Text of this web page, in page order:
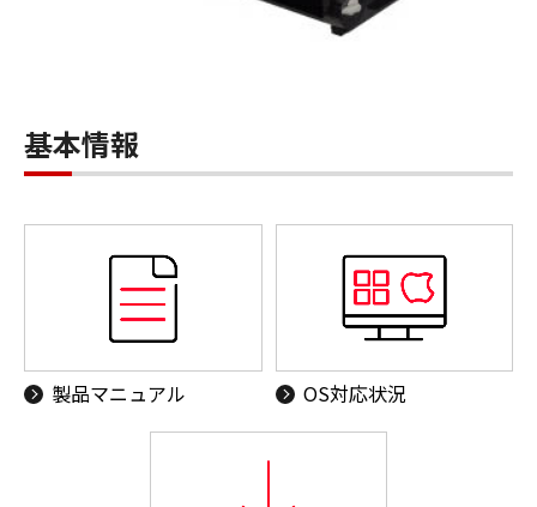
基本情報
製品マニュアル OS対応状況